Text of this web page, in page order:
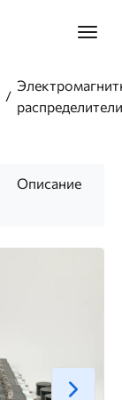
Главное
распределители
Описание